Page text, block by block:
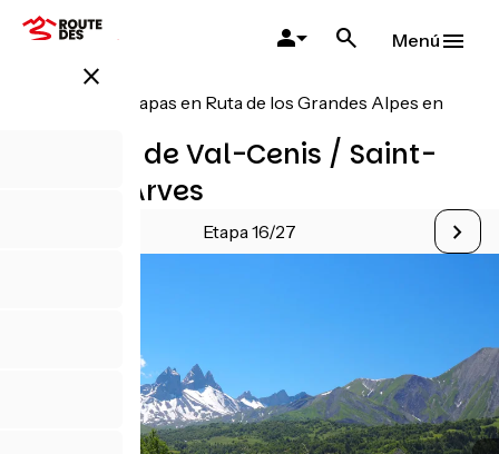
Pasar
close
Menú
Todas las etapas en Ruta de los Grandes Alpes en
Variante de Val-Cenis / Saint-
Jean-d'Arves
Etapa 16/27